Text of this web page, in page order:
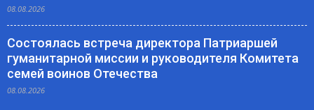
08.08.2026
Состоялась встреча директора Патриаршей
гуманитарной миссии и руководителя Комитета
семей воинов Отечества
08.08.2026